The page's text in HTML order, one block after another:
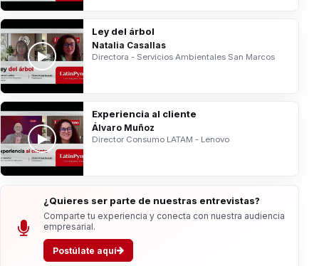
Ley del árbol
Natalia Casallas
Directora - Servicios Ambientales San Marcos
Experiencia al cliente
Álvaro Muñoz
Director Consumo LATAM - Lenovo
¿Quieres ser parte de nuestras entrevistas?
Comparte tu experiencia y conecta con nuestra audiencia
empresarial.
Postúlate aquí